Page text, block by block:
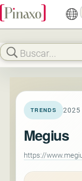
TRENDS 2025
Megius
https://